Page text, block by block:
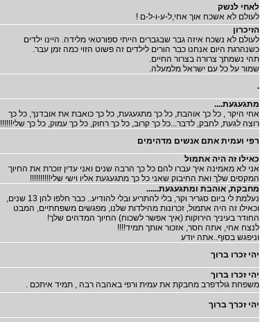
לאחי לנשק
לעולם לא אשכח אוך אחי,ל-ע-ו-ל-ם !
הזיכרון
לעולם לא נשכח איזה גבר שבגברים הייתי ספורטאי מלידה. היינו ילדים
כשנהרגת היום אנחנו כבר הורים לילדים זה פשוט הזוי כמה זמן עבר.
תהי נשמתך צרורה בצרור החיים.
שמור על כל עם ישראל מלמעלה.
.
מתגעגעת....
אחי היקר , כל כך אוהבת, כל כך מתגעגעת, כל כך כואבת את אובדנך, כל כך
רוצה לגעת, לחבק, לדבר...כל כך קרוב, כל כך רחוק, כל כך עמוק, כל כך שלי!!!!!!
רפי ועמית אתם אנשים מדהימים
כאילו זה היה אתמול
אני לא מאמינה איך עברו להם כל כך הרבה שנים ואני עדין זוכרת את החיוך
המקסים שלך ואת החיבוק שאני כל כך מתגעגעת אליו וישי שלי!!!!!!!!!!
מחבקת, אוהבת ומתגעגעת......
נעלמת לי ביום סגריר וקר, בלי להתריע ובלי להודיע.. כבר חלפו להן 13 שנים,
וכאילו זה היה אתמול, זכרונות מהילדות שלנו, מפגשים משפחתיים, המבט
החודר בעיניך הירוקות (איך אפשר לשכוח) החיוך המדהים שלך!
לנצח אחי, אתה חסר, אזכור אותך תמיד!!!!
וניפגש בסוף..אתה יודע
יהי זכרו ברוך
יהי זכרו ברוך
משפחת גולדפרב מחבקת את עמית ורפי באהבה רבה , תמיד איתכם .
יהי זכרך ברוך